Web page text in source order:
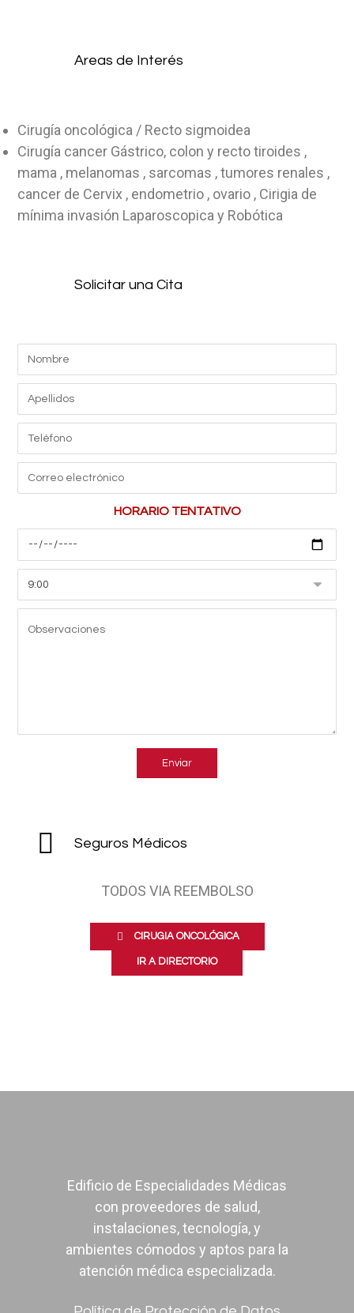
Areas de Interés
Cirugía oncológica / Recto sigmoidea
Cirugía cancer Gástrico, colon y recto tiroides ,
mama , melanomas , sarcomas , tumores renales ,
cancer de Cervix , endometrio , ovario , Cirigia de
mínima invasión Laparoscopica y Robótica
Solicitar una Cita
HORARIO TENTATIVO
Seguros Médicos
TODOS VIA REEMBOLSO
CIRUGIA ONCOLÓGICA
IR A DIRECTORIO
Edificio de Especialidades Médicas
con proveedores de salud,
instalaciones, tecnología, y
ambientes cómodos y aptos para la
atención médica especializada.